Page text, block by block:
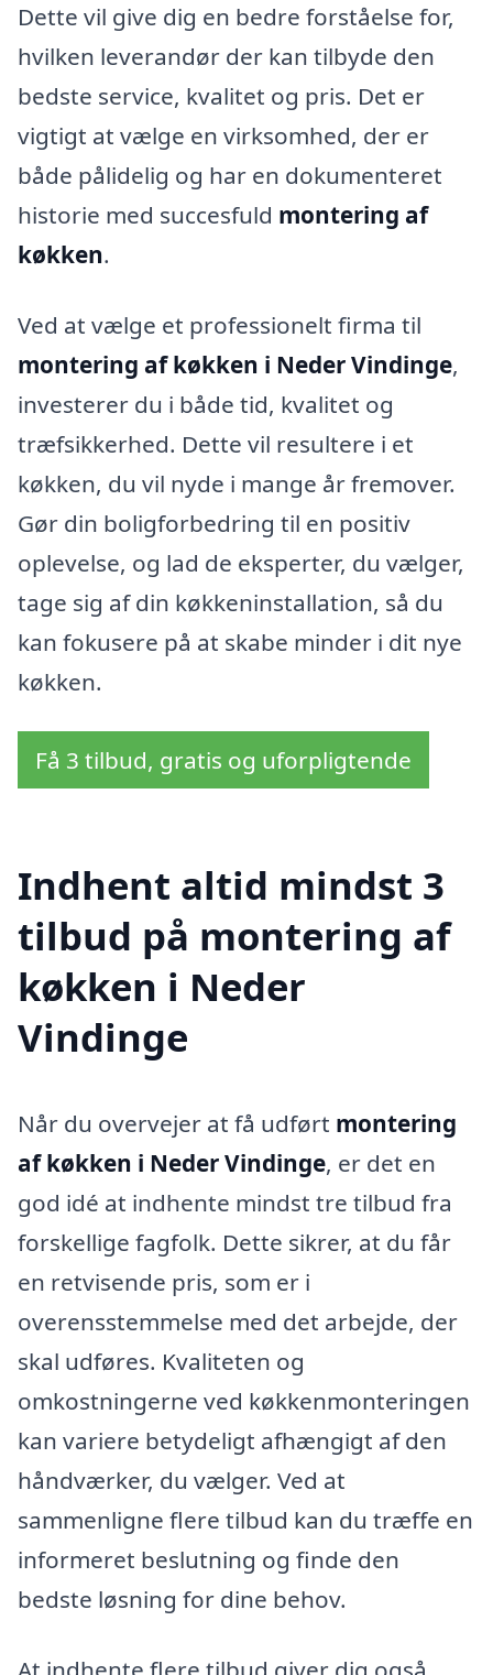
Dette vil give dig en bedre forståelse for,
hvilken leverandør der kan tilbyde den
bedste service, kvalitet og pris. Det er
vigtigt at vælge en virksomhed, der er
både pålidelig og har en dokumenteret
historie med succesfuld montering af
køkken.
Ved at vælge et professionelt firma til
montering af køkken i Neder Vindinge,
investerer du i både tid, kvalitet og
træfsikkerhed. Dette vil resultere i et
køkken, du vil nyde i mange år fremover.
Gør din boligforbedring til en positiv
oplevelse, og lad de eksperter, du vælger,
tage sig af din køkkeninstallation, så du
kan fokusere på at skabe minder i dit nye
køkken.
Få 3 tilbud, gratis og uforpligtende
Indhent altid mindst 3
tilbud på montering af
køkken i Neder
Vindinge
Når du overvejer at få udført montering
af køkken i Neder Vindinge, er det en
god idé at indhente mindst tre tilbud fra
forskellige fagfolk. Dette sikrer, at du får
en retvisende pris, som er i
overensstemmelse med det arbejde, der
skal udføres. Kvaliteten og
omkostningerne ved køkkenmonteringen
kan variere betydeligt afhængigt af den
håndværker, du vælger. Ved at
sammenligne flere tilbud kan du træffe en
informeret beslutning og finde den
bedste løsning for dine behov.